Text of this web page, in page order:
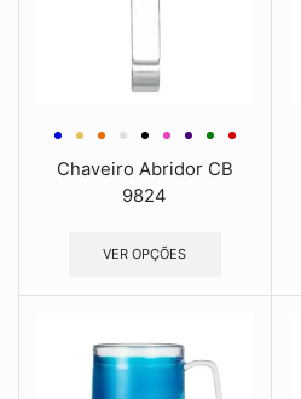
Chaveiro Abridor CB
9824
VER OPÇÕES